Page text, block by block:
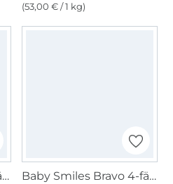
(53,00 € / 1 kg)
Baby Smiles Bravo 4-fädig, pastel Baby Smiles Bravo 4-fädig, marine